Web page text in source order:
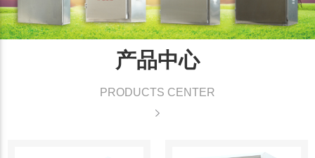
产品中心
PRODUCTS CENTER